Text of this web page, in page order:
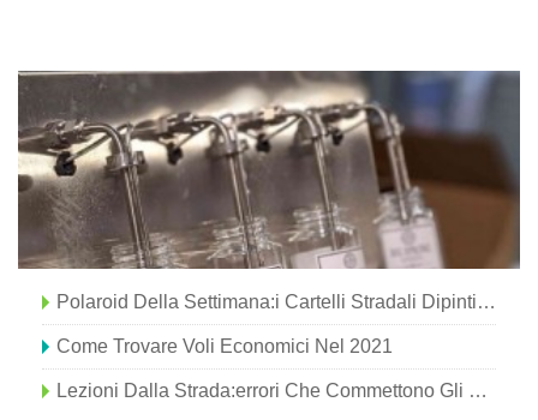
Polaroid Della Settimana:i Cartelli Stradali Dipinti A Mano Di Madrid, Spagna
Come Trovare Voli Economici Nel 2021
Lezioni Dalla Strada:errori Che Commettono Gli Scrittori Di Viaggio (così Non Devi Farlo Tu) – Parte II